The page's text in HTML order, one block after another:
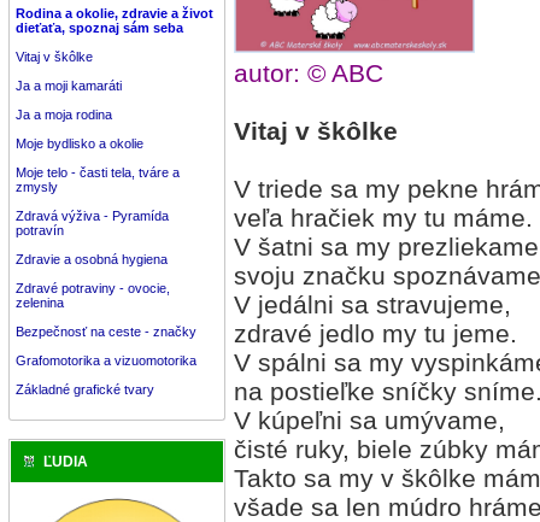
Rodina a okolie, zdravie a život
dieťaťa, spoznaj sám seba
Vitaj v škôlke
Ja a moji kamaráti
Ja a moja rodina
Moje bydlisko a okolie
Moje telo - časti tela, tváre a
zmysly
Zdravá výživa - Pyramída
potravín
Zdravie a osobná hygiena
Zdravé potraviny - ovocie,
zelenina
Bezpečnosť na ceste - značky
Grafomotorika a vizuomotorika
Základné grafické tvary
ĽUDIA
autor: © ABC
Vitaj v škôlke
V triede sa my pekne
veľa hračiek my tu máme.
V šatni sa my
svoju značku
V jedálni sa stravujeme,
zdravé jedlo my tu jeme.
V spálni sa my
na postieľke sníčky
V kúpeľni sa umývame,
čisté ruky, biele zúbky
Takto sa my v škôlke
všade sa len múdro